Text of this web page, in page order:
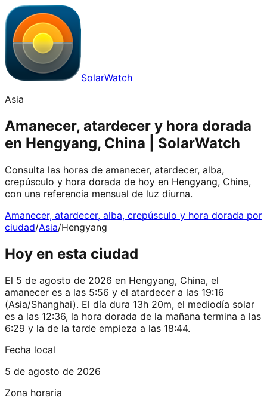
SolarWatch
Asia
Amanecer, atardecer y hora dorada
en Hengyang, China | SolarWatch
Consulta las horas de amanecer, atardecer, alba,
crepúsculo y hora dorada de hoy en Hengyang, China,
con una referencia mensual de luz diurna.
Amanecer, atardecer, alba, crepúsculo y hora dorada por
ciudad/Asia/Hengyang
Hoy en esta ciudad
El 5 de agosto de 2026 en Hengyang, China, el
amanecer es a las 5:56 y el atardecer a las 19:16
(Asia/Shanghai). El día dura 13h 20m, el mediodía solar
es a las 12:36, la hora dorada de la mañana termina a las
6:29 y la de la tarde empieza a las 18:44.
Fecha local
5 de agosto de 2026
Zona horaria